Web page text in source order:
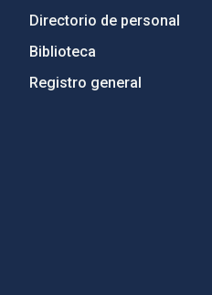
Directorio de personal
Biblioteca
Registro general